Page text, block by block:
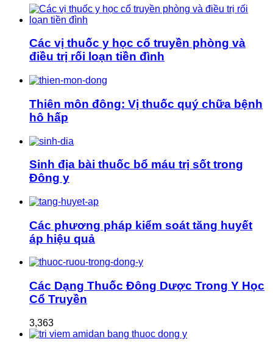
Các vị thuốc y học cổ truyền phòng và
điều trị rối loạn tiền đình
Thiên môn đông: Vị thuốc quý chữa bệnh
hô hấp
Sinh địa bài thuốc bổ máu trị sốt trong
Đông y
Các phương pháp kiểm soát tăng huyết
áp hiệu quả
Các Dạng Thuốc Đông Dược Trong Y Học
Cổ Truyền
3,363